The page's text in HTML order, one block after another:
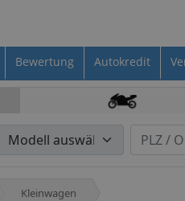
Bewertung Autokredit
Kleinwagen